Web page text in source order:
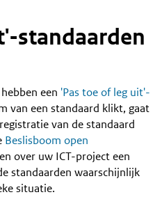
standaarden
een 'Pas toe of leg uit'-
van een standaard klikt, gaat
van de standaard
Beslisboom open
over uw ICT-project een
standaarden waarschijnlijk
situatie.